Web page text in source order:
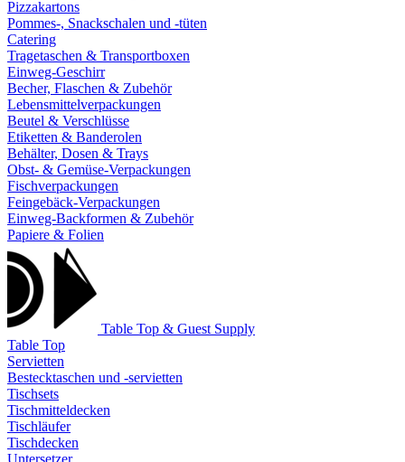
Pizzakartons
Pommes-, Snackschalen und -tüten
Catering
Tragetaschen & Transportboxen
Einweg-Geschirr
Becher, Flaschen & Zubehör
Lebensmittelverpackungen
Beutel & Verschlüsse
Etiketten & Banderolen
Behälter, Dosen & Trays
Obst- & Gemüse-Verpackungen
Fischverpackungen
Feingebäck-Verpackungen
Einweg-Backformen & Zubehör
Papiere & Folien
Table Top & Guest Supply
Table Top
Servietten
Bestecktaschen und -servietten
Tischsets
Tischmitteldecken
Tischläufer
Tischdecken